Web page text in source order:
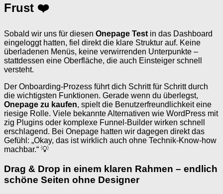
Frust ❤️
Sobald wir uns für diesen Onepage Test in das Dashboard
eingeloggt hatten, fiel direkt die klare Struktur auf. Keine
überladenen Menüs, keine verwirrenden Unterpunkte –
stattdessen eine Oberfläche, die auch Einsteiger schnell
versteht.
Der Onboarding-Prozess führt dich Schritt für Schritt durch
die wichtigsten Funktionen. Gerade wenn du überlegst,
Onepage zu kaufen, spielt die Benutzerfreundlichkeit eine
riesige Rolle. Viele bekannte Alternativen wie WordPress mit
zig Plugins oder komplexe Funnel-Builder wirken schnell
erschlagend. Bei Onepage hatten wir dagegen direkt das
Gefühl: „Okay, das ist wirklich auch ohne Technik-Know-how
machbar.“ 💡
Drag & Drop in einem klaren Rahmen – endlich
schöne Seiten ohne Designer